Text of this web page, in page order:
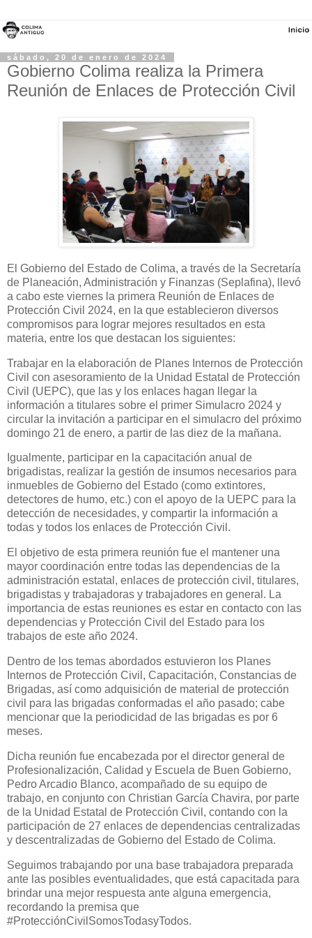
sábado, 20 de enero de 2024
Gobierno Colima realiza la Primera
Reunión de Enlaces de Protección Civil
El Gobierno del Estado de Colima, a través de la Secretaría
de Planeación, Administración y Finanzas (Seplafina), llevó
a cabo este viernes la primera Reunión de Enlaces de
Protección Civil 2024, en la que establecieron diversos
compromisos para lograr mejores resultados en esta
materia, entre los que destacan los siguientes:
Trabajar en la elaboración de Planes Internos de Protección
Civil con asesoramiento de la Unidad Estatal de Protección
Civil (UEPC), que las y los enlaces hagan llegar la
información a titulares sobre el primer Simulacro 2024 y
circular la invitación a participar en el simulacro del próximo
domingo 21 de enero, a partir de las diez de la mañana.
Igualmente, participar en la capacitación anual de
brigadistas, realizar la gestión de insumos necesarios para
inmuebles de Gobierno del Estado (como extintores,
detectores de humo, etc.) con el apoyo de la UEPC para la
detección de necesidades, y compartir la información a
todas y todos los enlaces de Protección Civil.
El objetivo de esta primera reunión fue el mantener una
mayor coordinación entre todas las dependencias de la
administración estatal, enlaces de protección civil, titulares,
brigadistas y trabajadoras y trabajadores en general. La
importancia de estas reuniones es estar en contacto con las
dependencias y Protección Civil del Estado para los
trabajos de este año 2024.
Dentro de los temas abordados estuvieron los Planes
Internos de Protección Civil, Capacitación, Constancias de
Brigadas, así como adquisición de material de protección
civil para las brigadas conformadas el año pasado; cabe
mencionar que la periodicidad de las brigadas es por 6
meses.
Dicha reunión fue encabezada por el director general de
Profesionalización, Calidad y Escuela de Buen Gobierno,
Pedro Arcadio Blanco, acompañado de su equipo de
trabajo, en conjunto con Christian García Chavira, por parte
de la Unidad Estatal de Protección Civil, contando con la
participación de 27 enlaces de dependencias centralizadas
y descentralizadas de Gobierno del Estado de Colima.
Seguimos trabajando por una base trabajadora preparada
ante las posibles eventualidades, que está capacitada para
brindar una mejor respuesta ante alguna emergencia,
recordando la premisa que
#ProtecciónCivilSomosTodasyTodos.